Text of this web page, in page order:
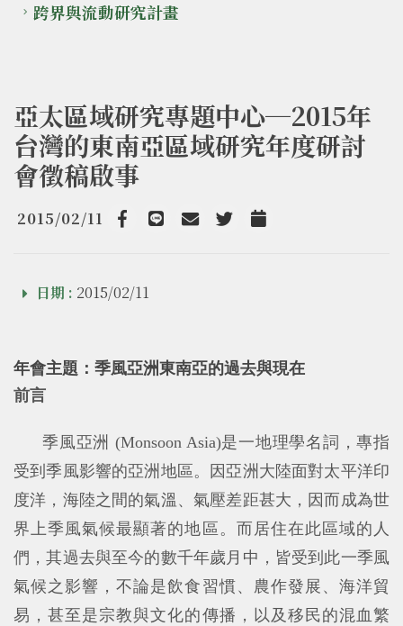
跨界與流動研究計畫
亞太區域研究專題中心─2015年
台灣的東南亞區域研究年度研討
會徵稿啟事
2015/02/11
Facebook TwitterAdd to Calendar
日期 : 2015/02/11
年會主題： 季風亞洲東南亞的過去與現在
前言
季風亞洲 (Monsoon Asia)是一地理學名詞，專指
受到季風影響的亞洲地區。因亞洲大陸面對太平洋印
度洋，海陸之間的氣溫、氣壓差距甚大，因而成為世
界上季風氣候最顯著的地區。而居住在此區域的人
們，其過去與至今的數千年歲月中，皆受到此一季風
氣候之影響，不論是飲食習慣、農作發展、海洋貿
易，甚至是宗教與文化的傳播，以及移民的混血繁